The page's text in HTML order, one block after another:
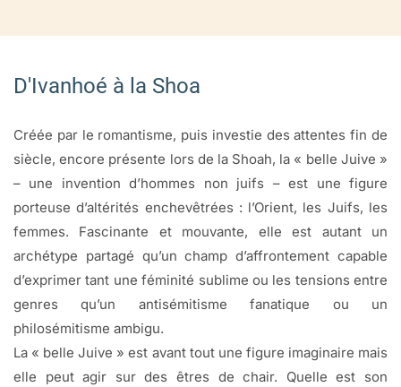
D'Ivanhoé à la Shoa
Créée par le romantisme, puis investie des attentes fin de
siècle, encore présente lors de la Shoah, la « belle Juive »
– une invention d’hommes non juifs – est une figure
porteuse d’altérités enchevêtrées : l’Orient, les Juifs, les
femmes. Fascinante et mouvante, elle est autant un
archétype partagé qu’un champ d’affrontement capable
d’exprimer tant une féminité sublime ou les tensions entre
genres qu’un antisémitisme fanatique ou un
philosémitisme ambigu.
La « belle Juive » est avant tout une figure imaginaire mais
elle peut agir sur des êtres de chair. Quelle est son